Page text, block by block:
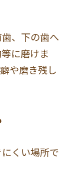
、下の歯へ
に磨けま
や磨き残し
くい場所で